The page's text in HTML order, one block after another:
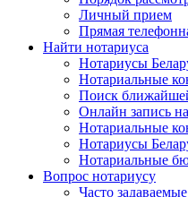
Личный прием
Прямая
Найти нотариуса
Нотариусы
Нотариальные
Поиск
Онлайн запись
Нотариальные
Нотариусы
Нотариальные
Вопрос нотариусу
Часто